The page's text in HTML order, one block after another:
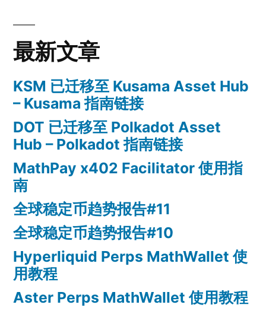
最新文章
KSM 已迁移至 Kusama Asset Hub
– Kusama 指南链接
DOT 已迁移至 Polkadot Asset
Hub – Polkadot 指南链接
MathPay x402 Facilitator 使用指
南
全球稳定币趋势报告#11
全球稳定币趋势报告#10
Hyperliquid Perps MathWallet 使
用教程
Aster Perps MathWallet 使用教程